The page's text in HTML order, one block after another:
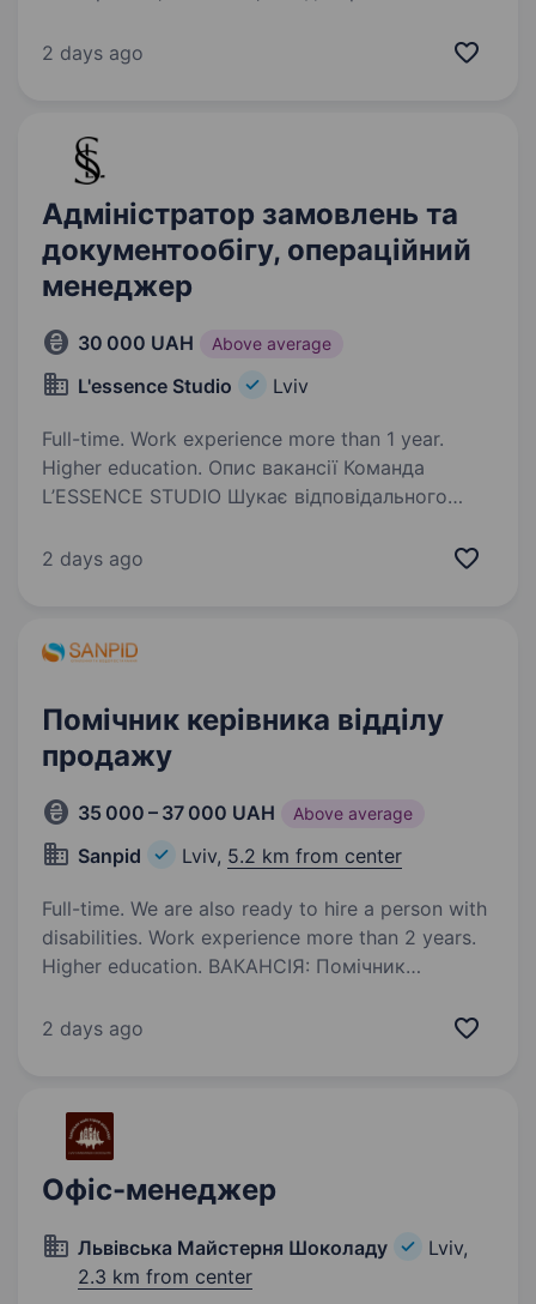
продажів. Ми працюємо з міжнародними
2 days ago
Адміністратор замовлень та
документообігу, операційний
менеджер
30 000 UAH Above average
L'essence Studio Lviv
Full-time. Work experience more than 1 year.
Higher education. Опис вакансії Команда
L’ESSENCE STUDIO Шукає відповідального
замовлень та документообігу. Доброзичлива і
2 days ago
Помічник керівника відділу
продажу
35 000 – 37 000 UAH Above average
Sanpid Lviv, 5.2 km from center
Full-time. We are also ready to hire a person with
disabilities. Work experience more than 2 years.
Higher education. ВАКАНСІЯ: Помічник
(сантехніка, опалення та водопостачання)
Графік: пн-пт 09:00−18:00…
2 days ago
Офіс-менеджер
Львівська Майстерня Шоколаду
Lviv,
2.3 km from center